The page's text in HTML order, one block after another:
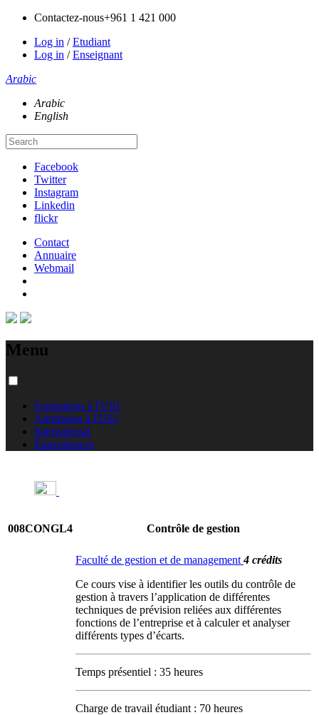
Contactez-nous+961 1 421 000
Log in /Etudiant
Log in /Enseignant
Arabic
Arabic
English
Facebook
Twitter
Instagram
Linkedin
flickr
Contact
Annuaire
Webmail
Menu
Formations à l'USJ
Admission à l'USJ
International
Équivalences
008CONGL4 Contrôle de gestion
Faculté de gestion et de management4 crédits
Ce cours vise à identifier les outils du contrôle de
gestion à travers l’application de différentes
techniques de prévision reliées aux différentes
fonctions de l’entreprise et à calculer et analyser
différents types d’écarts.
Temps présentiel : 35 heures
Charge de travail étudiant : 70 heures